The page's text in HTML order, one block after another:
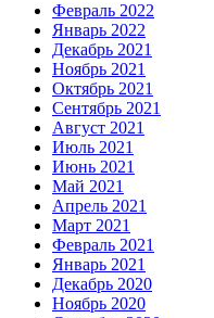
Февраль 2022
Январь 2022
Декабрь 2021
Ноябрь 2021
Октябрь 2021
Сентябрь 2021
Август 2021
Июль 2021
Июнь 2021
Май 2021
Апрель 2021
Март 2021
Февраль 2021
Январь 2021
Декабрь 2020
Ноябрь 2020